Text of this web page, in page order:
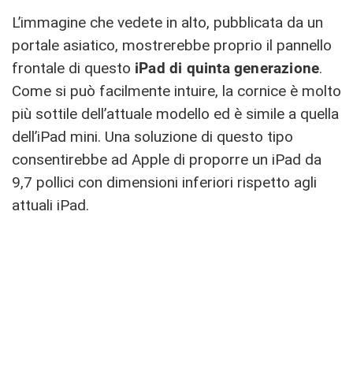
L’immagine che vedete in alto, pubblicata da un
portale asiatico, mostrerebbe proprio il pannello
frontale di questo iPad di quinta generazione.
Come si può facilmente intuire, la cornice è molto
più sottile dell’attuale modello ed è simile a quella
dell’iPad mini. Una soluzione di questo tipo
consentirebbe ad Apple di proporre un iPad da
9,7 pollici con dimensioni inferiori rispetto agli
attuali iPad.